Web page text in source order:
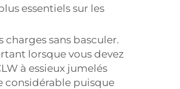
essentiels sur les
sans basculer.
lorsque vous devez
à essieux jumelés
considérable puisque